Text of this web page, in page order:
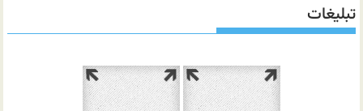
تبلیغات